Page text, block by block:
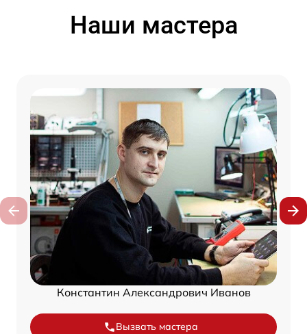
Наши мастера
Константин Александрович Иванов
Вызвать мастера